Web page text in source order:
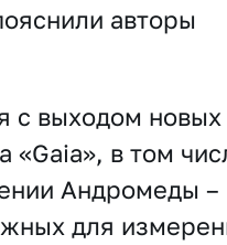
авторы
с выходом новых
«Gaia», в том
Андромеды –
для